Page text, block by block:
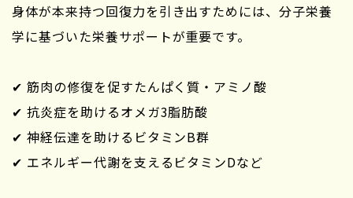
身体が本来持つ回復力を引き出すためには、分子栄養
学に基づいた栄養サポートが重要です。
✔ 筋肉の修復を促すたんぱく質・アミノ酸
✔ 抗炎症を助けるオメガ3脂肪酸
✔ 神経伝達を助けるビタミンB群
✔ エネルギー代謝を支えるビタミンDなど